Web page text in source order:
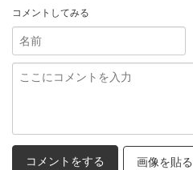
コメントしてみる
画像を貼る